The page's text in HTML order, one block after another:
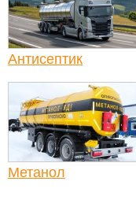
Антисептик
Метанол